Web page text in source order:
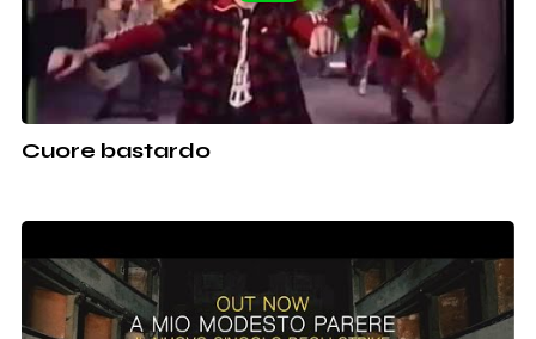
Cuore bastardo